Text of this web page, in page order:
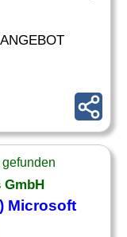
Microsoft